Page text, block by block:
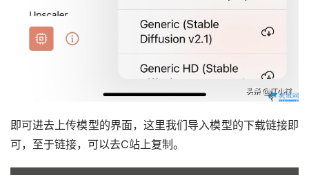
即可进去上传模型的界面，这里我们导入模型的下载链接即
可，至于链接，可以去C站上复制。